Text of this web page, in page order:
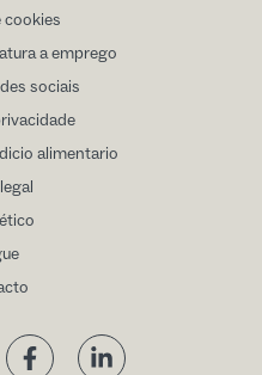
cookies
a emprego
sociais
alimentario
FacebookLinkedIn